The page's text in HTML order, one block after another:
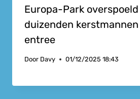
Europa-Park
duizenden
entree
Door Davy 01/12/2025 18:43